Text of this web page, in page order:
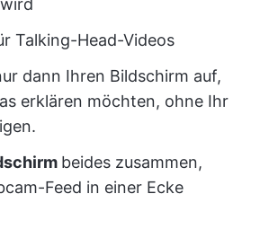
Talking-Head-Videos
dann Ihren Bildschirm auf,
erklären möchten, ohne Ihr
beides zusammen,
Feed in einer Ecke